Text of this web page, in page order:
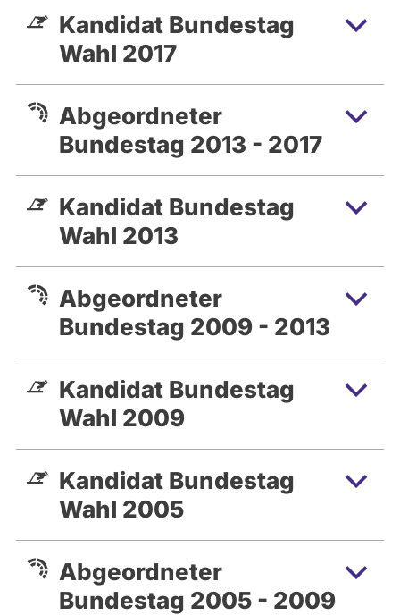
Kandidat Bundestag
Wahl 2017
Abgeordneter
Bundestag 2013 - 2017
Kandidat Bundestag
Wahl 2013
Abgeordneter
Bundestag 2009 - 2013
Kandidat Bundestag
Wahl 2009
Kandidat Bundestag
Wahl 2005
Abgeordneter
Bundestag 2005 - 2009